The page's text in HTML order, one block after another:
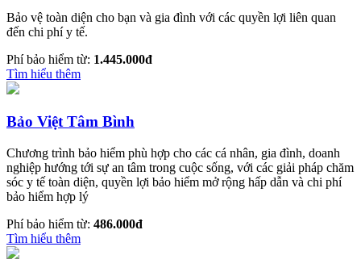
Bảo vệ toàn diện cho bạn và gia đình với các quyền lợi liên quan
đến chi phí y tế.
Phí bảo hiểm từ: 1.445.000đ
Tìm hiểu thêm
Bảo Việt Tâm Bình
Chương trình bảo hiểm phù hợp cho các cá nhân, gia đình, doanh
nghiệp hướng tới sự an tâm trong cuộc sống, với các giải pháp chăm
sóc y tế toàn diện, quyền lợi bảo hiểm mở rộng hấp dẫn và chi phí
bảo hiểm hợp lý
Phí bảo hiểm từ: 486.000đ
Tìm hiểu thêm